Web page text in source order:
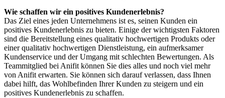
Wie schaffen wir ein positives Kundenerlebnis?
Das Ziel eines jeden Unternehmens ist es, seinen Kunden ein
positives Kundenerlebnis zu bieten. Einige der wichtigsten Faktoren
sind die Bereitstellung eines qualitativ hochwertigen Produkts oder
einer qualitativ hochwertigen Dienstleistung, ein aufmerksamer
Kundenservice und der Umgang mit schlechten Bewertungen. Als
Teammitglied bei Anifit können Sie dies alles und noch viel mehr
von Anifit erwarten. Sie können sich darauf verlassen, dass Ihnen
dabei hilft, das Wohlbefinden Ihrer Kunden zu steigern und ein
positives Kundenerlebnis zu schaffen.